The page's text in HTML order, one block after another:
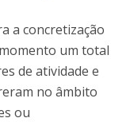
a concretização
um total
de atividade e
no âmbito
ou